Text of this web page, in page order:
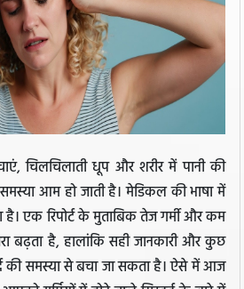
चिलचिलाती धूप और शरीर में पानी की
आम हो जाती है। मेडिकल की भाषा में
एक रिपोर्ट के मुताबिक तेज गर्मी और कम
बढ़ता है, हालांकि सही जानकारी और कुछ
की समस्या से बचा जा सकता है। ऐसे में आज